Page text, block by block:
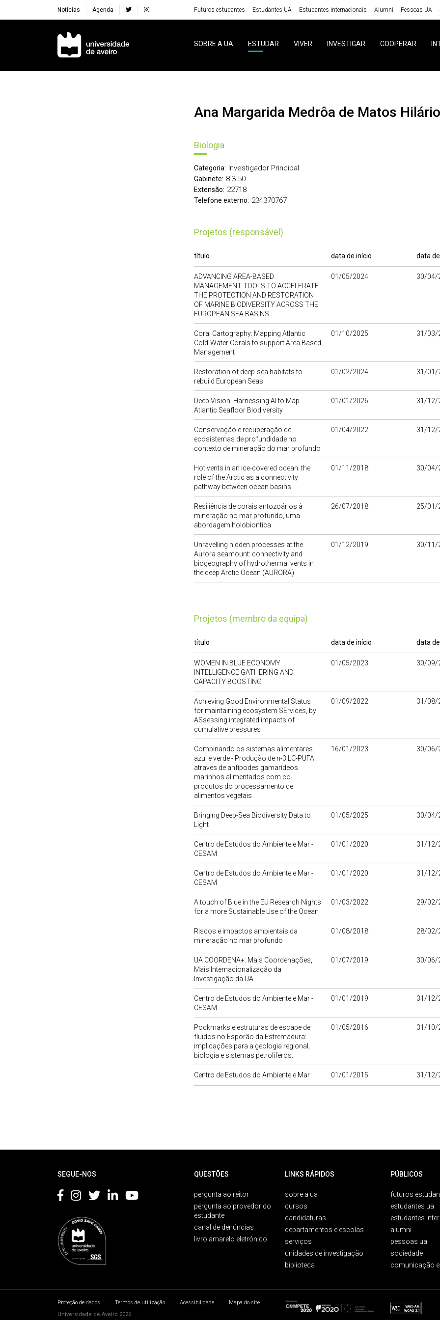
Notícias Agenda Futuros estudantes Estudantes UA Estudantes internacionais Alumni Pessoas UA
Navegação Principal
SOBRE A UA ESTUDAR VIVER INVESTIGAR COOPERAR
Ana Margarida Medrôa de Matos Hilário
Biologia
Categoria: Investigador Principal
Gabinete: 8.3.50
Extensão: 22718
Telefone externo: 234370767
Projetos (responsável)
título data de início data
ADVANCING AREA-BASED
MANAGEMENT TOOLS TO ACCELERATE
THE PROTECTION AND RESTORATION
OF MARINE BIODIVERSITY ACROSS THE
EUROPEAN SEA BASINS
01/05/2024 30/04/
Coral Cartography: Mapping Atlantic
Cold-Water Corals to support Area Based
Management
01/10/2025 31/03/
Restoration of deep-sea habitats to
rebuild European Seas
01/02/2024 31/01/
Deep Vision: Harnessing AI to Map
Atlantic Seafloor Biodiversity
01/01/2026 31/12/
Conservação e recuperação de
ecosistemas de profundidade no
contexto de mineração do mar profundo
01/04/2022 31/12/
Hot vents in an ice-covered ocean: the
role of the Arctic as a connectivity
pathway between ocean basins
01/11/2018 30/04/
Resiliência de corais antozoários à
mineração no mar profundo, uma
abordagem holobiontica
26/07/2018 25/01/
Unravelling hidden processes at the
Aurora seamount: connectivity and
biogeography of hydrothermal vents in
the deep Arctic Ocean (AURORA)
01/12/2019 30/11/
Projetos (membro da equipa)
título data de início data
WOMEN IN BLUE ECONOMY
INTELLIGENCE GATHERING AND
CAPACITY BOOSTING
01/05/2023 30/09/
Achieving Good Environmental Status
for maintaining ecosystem SErvices, by
ASsessing integrated impacts of
cumulative pressures
01/09/2022 31/08/
Combinando os sistemas alimentares
azul e verde - Produção de n-3 LC-PUFA
através de anfípodes gamarídeos
marinhos alimentados com co-
produtos do processamento de
alimentos vegetais
16/01/2023 30/06/
Bringing Deep-Sea Biodiversity Data to
Light
01/05/2025 30/04/
Centro de Estudos do Ambiente e Mar -
CESAM
01/01/2020 31/12/
Centro de Estudos do Ambiente e Mar -
CESAM
01/01/2020 31/12/
A touch of Blue in the EU Research Nights
for a more Sustainable Use of the Ocean
01/03/2022 29/02/
Riscos e impactos ambientais da
mineração no mar profundo
01/08/2018 28/02/
UA COORDENA+: Mais Coordenações,
Mais Internacionalização da
Investigação da UA
01/07/2019 30/06/
Centro de Estudos do Ambiente e Mar -
CESAM
01/01/2019 31/12/
Pockmarks e estruturas de escape de
fluidos no Esporão da Estremadura:
implicações para a geologia regional,
biologia e sistemas petrolíferos.
01/05/2016 31/10/
Centro de Estudos do Ambiente e Mar 01/01/2015 31/12/
SEGUE-NOS QUESTÕES
pergunta ao reitor
pergunta ao provedor do
estudante
canal de denúncias
livro amarelo eletrónico
LINKS RÁPIDOS
sobre a ua
cursos
candidaturas
departamentos e escolas
serviços
unidades de investigação
biblioteca
PÚBLICOS
futuros
estudantes ua
estudantes
alumni
pessoas ua
sociedade
comunicação
Proteção de dados Termos de utilização Acessibilidade
Mapa do site
Universidade de Aveiro 2026